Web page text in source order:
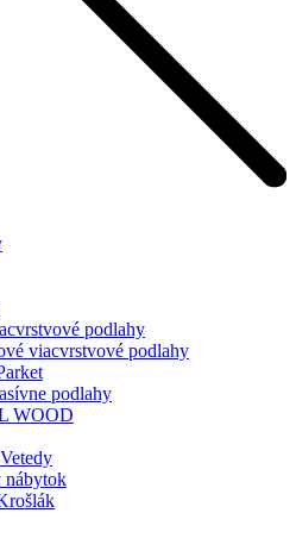
podlahy
viacvrstvové podlahy
podlahy
WOOD
nábytok